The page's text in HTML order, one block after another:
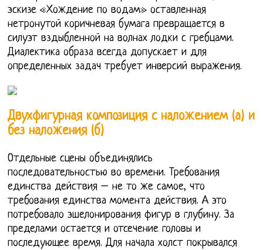
эскизе «Хождение по водам» оставленная
нетронутой коричневая бумага превращается в
силуэт вздыбленной на волнах лодки с гребцами.
Диалектика образа всегда допускает и для
определенных задач требует инверсий выражения.
Двухфигурная композиция с наложением (а) и
без наложения (б)
Отдельные сцены объединялись
последовательностью во времени. Требования
единства действия – не то же самое, что
требования единства момента действия. А это
потребовало эшелонирования фигур в глубину. За
пределами остается и отсечение головы и
последующее время. Для начала холст покрывался